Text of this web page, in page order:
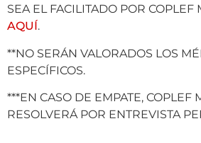
SEA EL FACILITADO POR
AQUÍ.
**NO SERÁN VALORADOS LOS
ESPECÍFICOS.
***EN CASO DE EMPATE, COPLEF
RESOLVERÁ POR ENTREVISTA